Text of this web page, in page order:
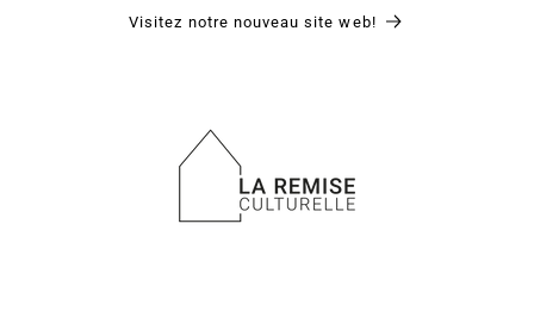
Visitez notre nouveau site web!